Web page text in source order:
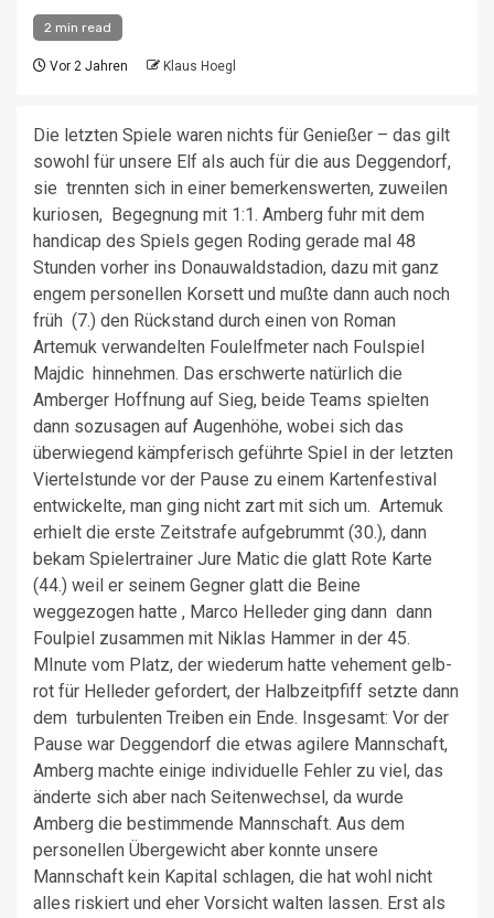
2 min read
Vor 2 Jahren Klaus Hoegl
Die letzten Spiele waren nichts für Genießer – das gilt
sowohl für unsere Elf als auch für die aus Deggendorf,
sie trennten sich in einer bemerkenswerten, zuweilen
kuriosen, Begegnung mit 1:1. Amberg fuhr mit dem
handicap des Spiels gegen Roding gerade mal 48
Stunden vorher ins Donauwaldstadion, dazu mit ganz
engem personellen Korsett und mußte dann auch noch
früh (7.) den Rückstand durch einen von Roman
Artemuk verwandelten Foulelfmeter nach Foulspiel
Majdic hinnehmen. Das erschwerte natürlich die
Amberger Hoffnung auf Sieg, beide Teams spielten
dann sozusagen auf Augenhöhe, wobei sich das
überwiegend kämpferisch geführte Spiel in der letzten
Viertelstunde vor der Pause zu einem Kartenfestival
entwickelte, man ging nicht zart mit sich um. Artemuk
erhielt die erste Zeitstrafe aufgebrummt (30.), dann
bekam Spielertrainer Jure Matic die glatt Rote Karte
(44.) weil er seinem Gegner glatt die Beine
weggezogen hatte , Marco Helleder ging dann dann
Foulpiel zusammen mit Niklas Hammer in der 45.
MInute vom Platz, der wiederum hatte vehement gelb-
rot für Helleder gefordert, der Halbzeitpfiff setzte dann
dem turbulenten Treiben ein Ende. Insgesamt: Vor der
Pause war Deggendorf die etwas agilere Mannschaft,
Amberg machte einige individuelle Fehler zu viel, das
änderte sich aber nach Seitenwechsel, da wurde
Amberg die bestimmende Mannschaft. Aus dem
personellen Übergewicht aber konnte unsere
Mannschaft kein Kapital schlagen, die hat wohl nicht
alles riskiert und eher Vorsicht walten lassen. Erst als